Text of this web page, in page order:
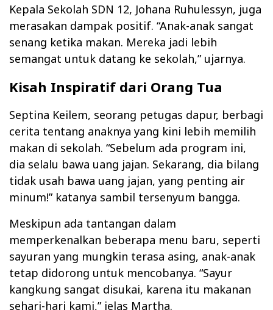
Kepala Sekolah SDN 12, Johana Ruhulessyn, juga
merasakan dampak positif. “Anak-anak sangat
senang ketika makan. Mereka jadi lebih
semangat untuk datang ke sekolah,” ujarnya.
Kisah Inspiratif dari Orang Tua
Septina Keilem, seorang petugas dapur, berbagi
cerita tentang anaknya yang kini lebih memilih
makan di sekolah. “Sebelum ada program ini,
dia selalu bawa uang jajan. Sekarang, dia bilang
tidak usah bawa uang jajan, yang penting air
minum!” katanya sambil tersenyum bangga.
Meskipun ada tantangan dalam
memperkenalkan beberapa menu baru, seperti
sayuran yang mungkin terasa asing, anak-anak
tetap didorong untuk mencobanya. “Sayur
kangkung sangat disukai, karena itu makanan
sehari-hari kami,” jelas Martha.